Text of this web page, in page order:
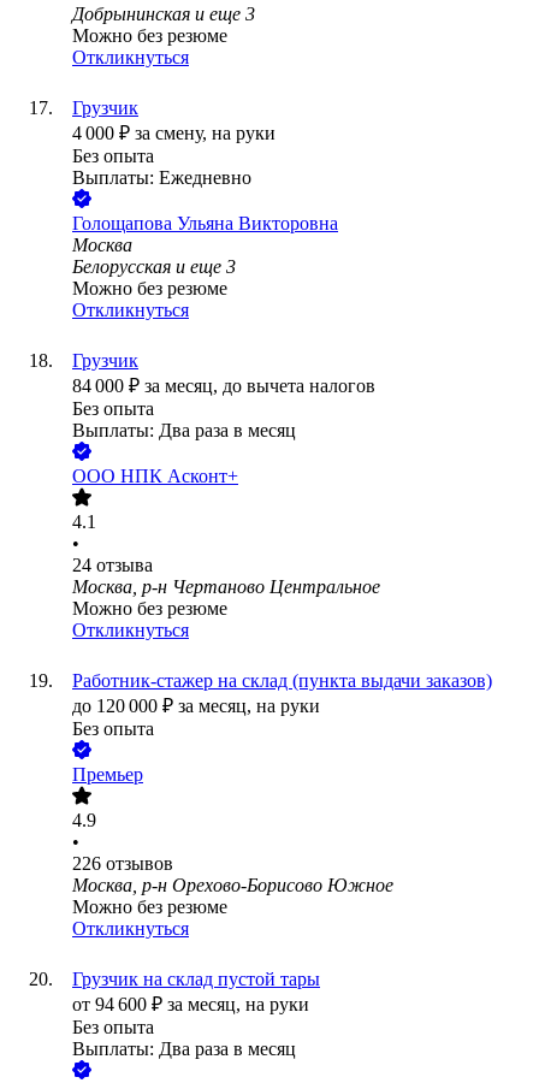
Добрынинская и еще 3
Можно без резюме
Откликнуться
Грузчик
4 000 ₽ за смену, на руки
Без опыта
Выплаты: Ежедневно
Голощапова Ульяна Викторовна
Москва
Белорусская и еще 3
Можно без резюме
Откликнуться
Грузчик
84 000 ₽ за месяц, до вычета налогов
Без опыта
Выплаты: Два раза в месяц
ООО НПК Асконт+
4.1
•
24 отзыва
Москва, р-н Чертаново Центральное
Можно без резюме
Откликнуться
Работник-стажер на склад (пункта выдачи заказов)
до 120 000 ₽ за месяц, на руки
Без опыта
Премьер
4.9
•
226 отзывов
Москва, р-н Орехово-Борисово Южное
Можно без резюме
Откликнуться
Грузчик на склад пустой тары
от 94 600 ₽ за месяц, на руки
Без опыта
Выплаты: Два раза в месяц